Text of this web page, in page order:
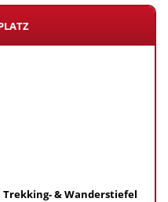
Trekking- & Wanderstiefel